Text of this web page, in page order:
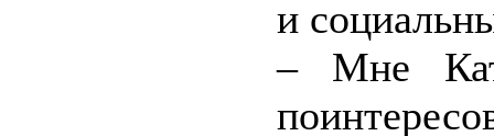
и
– Мне